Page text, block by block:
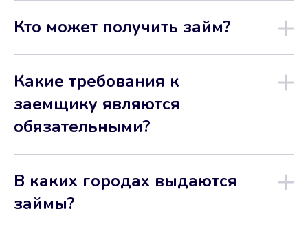
Кто может получить займ?
Какие требования к
заемщику являются
обязательными?
В каких городах выдаются
займы?